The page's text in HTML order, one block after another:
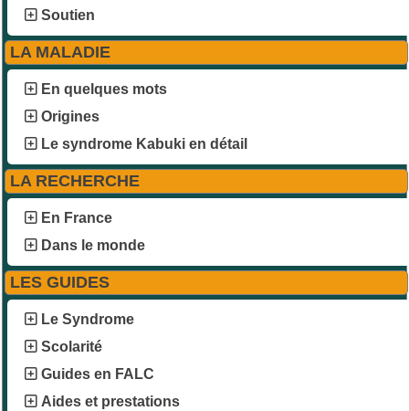
Soutien
LA MALADIE
En quelques mots
Origines
Le syndrome Kabuki en détail
LA RECHERCHE
En France
Dans le monde
LES GUIDES
Le Syndrome
Scolarité
Guides en FALC
Aides et prestations